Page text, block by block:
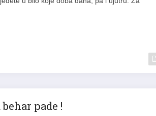
behar pade !